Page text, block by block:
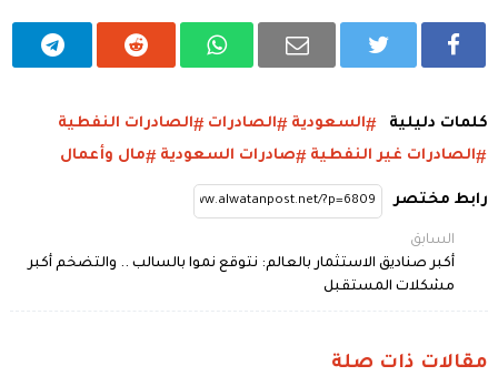
كلمات دليلية السعودية الصادرات
الصادرات النفطية
الصادرات غير النفطية
صادرات السعودية مال وأعمال
رابط مختصر
السابق
أكبر صناديق الاستثمار بالعالم: نتوقع نموا بالسالب .. والتضخم أكبر
مشكلات المستقبل
مقالات ذات صلة